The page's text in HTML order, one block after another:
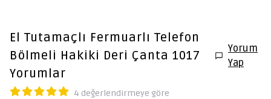
El Tutamaçlı Fermuarlı Telefon
Bölmeli Hakiki Deri Çanta 1017
Yorumlar
Yorum
Yap
4 değerlendirmeye göre